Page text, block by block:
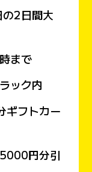
日間大
まで
ク内
トカー
円分引